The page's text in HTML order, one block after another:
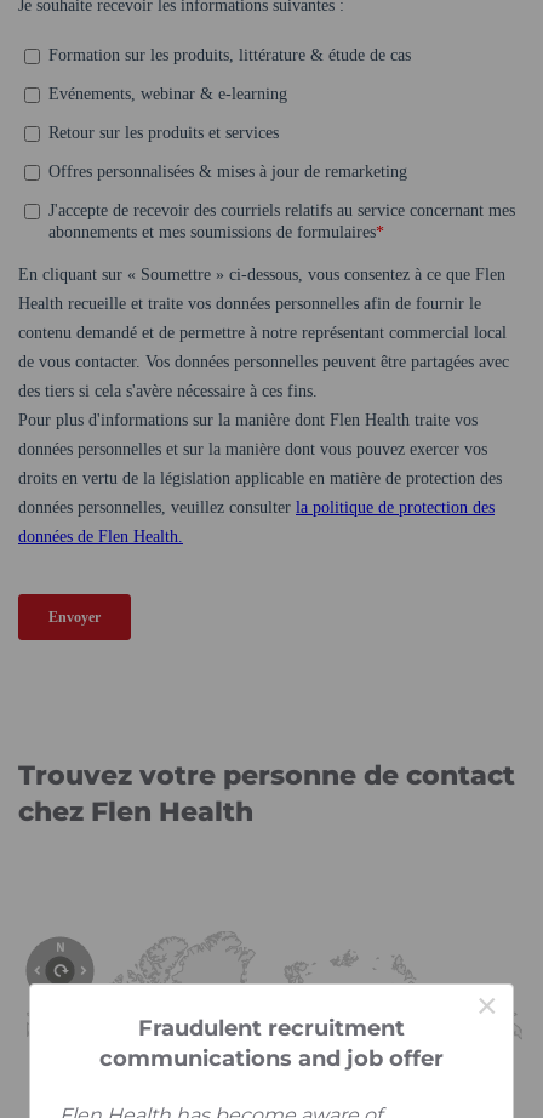
Trouvez votre personne de contact
chez Flen Health
×
Fraudulent recruitment
communications and job offer